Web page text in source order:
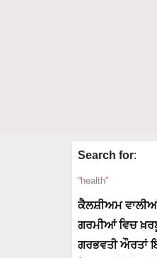
Search for:
health
ਕੈਲਸ਼ੀਅਮ
ਗਰਮੀਆਂ ਵਿਚ
ਗਰਭਵਤੀ ਔਰਤਾਂ